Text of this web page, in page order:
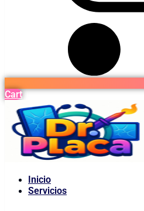
Cart
Inicio
Servicios